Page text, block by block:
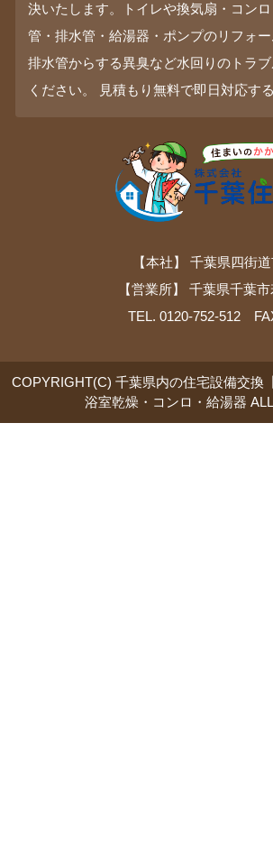
決いたします。トイレや換気扇・コン
管・排水管・給湯器・ポンプのリフォ
排水管からする異臭など水回りのトラ
ください。 見積もり無料で即日対応す
【本社】 千葉県四街
【営業所】 千葉県千葉
TEL. 0120-752-512
COPYRIGHT(C) 千葉県内の住宅設備交
浴室乾燥・コンロ・給湯器